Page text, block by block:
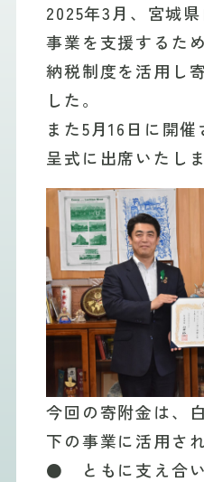
2025年3月、宮城
事業を支援するた
納税制度を活用し
した。
また5月16日に開
呈式に出席いたしま
今回の寄附金は、
下の事業に活用され
● ともに支え合い